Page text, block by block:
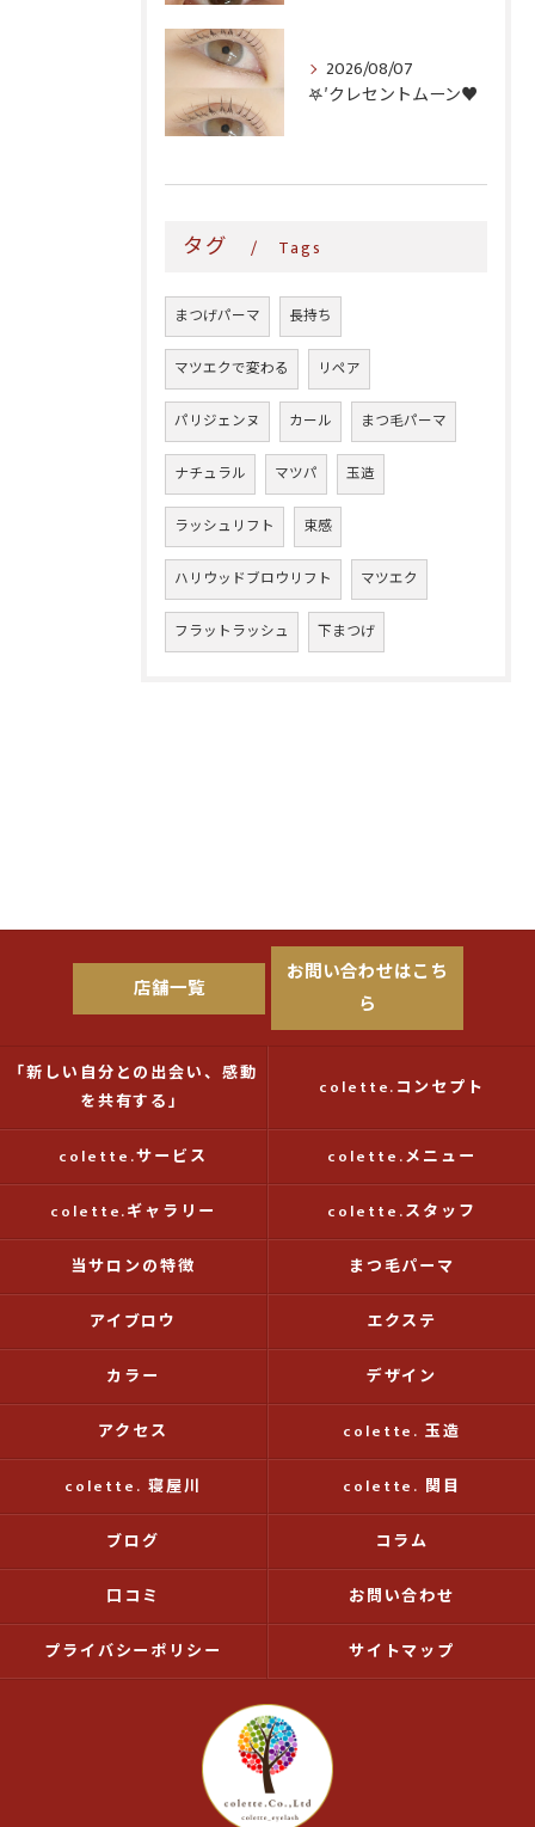
2026/08/07
𖤐′クレセントムーン♥️
タグ Tags
まつげパーマ 長持ち
マツエクで変わる リペア
パリジェンヌ カール まつ毛パーマ
ナチュラル マツパ 玉造
ラッシュリフト 束感
ハリウッドブロウリフト マツエク
フラットラッシュ 下まつげ
店舗一覧
お問い合わせはこち
ら
「新しい自分との出会い、感動
を共有する」
colette.コンセプト
colette.サービス colette.メニュー
colette.ギャラリー colette.スタッフ
当サロンの特徴 まつ毛パーマ
アイブロウ エクステ
カラー デザイン
アクセス colette. 玉造
colette. 寝屋川 colette. 関目
ブログ コラム
口コミ お問い合わせ
プライバシーポリシー サイトマップ